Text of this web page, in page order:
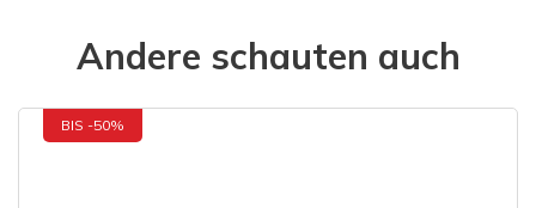
Andere schauten auch
BIS -50%